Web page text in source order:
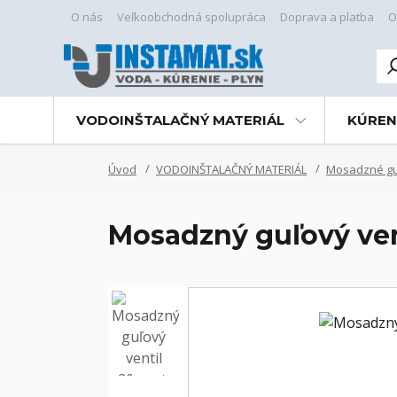
O nás Veľkoobchodná spolupráca Doprava a platba
VODOINŠTALAČNÝ MATERIÁL
Úvod VODOINŠTALAČNÝ MATERIÁL Mosadzné
Mosadzný guľový